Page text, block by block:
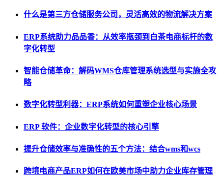
什么是第三方仓储服务公司，灵活高效的物流解决方案
ERP系统助力品品香：从效率瓶颈到白茶电商标杆的数
字化转型
智能仓储革命：解码WMS仓库管理系统选型与实施全攻
略
数字化转型利器：ERP系统如何重塑企业核心场景
ERP 软件：企业数字化转型的核心引擎
提升仓储效率与准确性的五个方法：结合wms和wcs
跨境电商产品ERP如何在欧美市场中助力企业库存管理